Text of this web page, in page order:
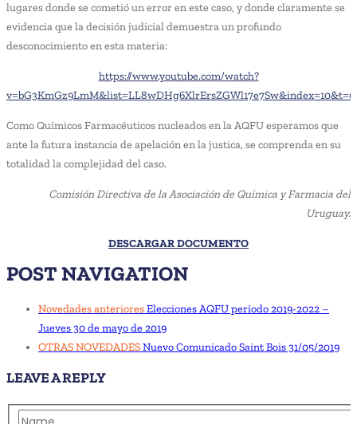
lugares donde se cometió un error en este caso, y donde claramente se
evidencia que la decisión judicial demuestra un profundo
desconocimiento en esta materia:
https://www.youtube.com/watch?
Como Químicos Farmacéuticos nucleados en la AQFU esperamos que
ante la futura instancia de apelación en la justica, se comprenda en su
totalidad la complejidad del caso.
Comisión Directiva de la Asociación de Química y Farmacia del
Uruguay.
DESCARGAR DOCUMENTO
POST NAVIGATION
Novedades anterioresElecciones AQFU período 2019-2022 –
Jueves 30 de mayo de 2019
OTRAS NOVEDADESNuevo Comunicado Saint Bois 31/05/2019
LEAVE A REPLY